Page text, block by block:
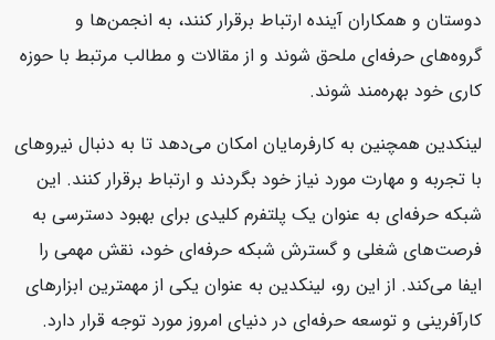
دوستان و همکاران آینده ارتباط برقرار کنند، به انجمن‌ها و
گروه‌های حرفه‌ای ملحق شوند و از مقالات و مطالب مرتبط با حوزه
کاری خود بهره‌مند شوند.
لینکدین همچنین به کارفرمایان امکان می‌دهد تا به دنبال نیروهای
با تجربه و مهارت مورد نیاز خود بگردند و ارتباط برقرار کنند. این
شبکه حرفه‌ای به عنوان یک پلتفرم کلیدی برای بهبود دسترسی به
فرصت‌های شغلی و گسترش شبکه حرفه‌ای خود، نقش مهمی را
ایفا می‌کند. از این رو، لینکدین به عنوان یکی از مهمترین ابزارهای
کارآفرینی و توسعه حرفه‌ای در دنیای امروز مورد توجه قرار دارد.